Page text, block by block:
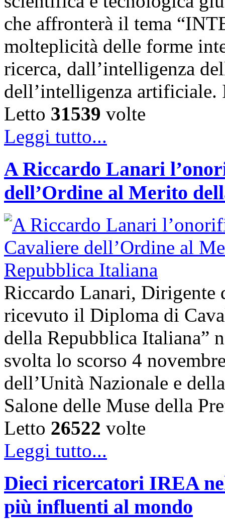
che affronterà il tema
molteplicità delle forme
ricerca, dall’intelligenza
dell’intelligenza
Letto 31539 volte
Leggi tutto...
A Riccardo Lanari
dell’Ordine al Merito
Riccardo Lanari, Dirigente
ricevuto il Diploma di
della Repubblica Italiana”
svolta lo scorso 4
dell’Unità Nazionale e
Salone delle Muse della
Letto 26522 volte
Leggi tutto...
Dieci ricercatori IREA
più influenti al mondo